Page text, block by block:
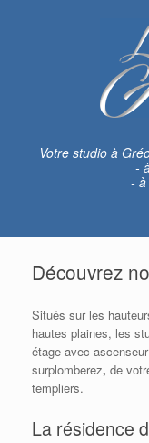
Votre studio à
-
-
Découvrez
Situés sur les
hautes plaines, les
étage avec
surplomberez, de
templiers.
La résidence